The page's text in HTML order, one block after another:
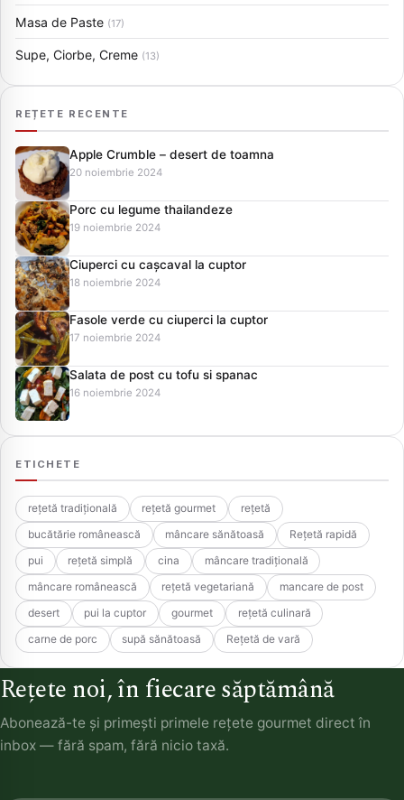
Masa de Paste (17)
Supe, Ciorbe, Creme (13)
REȚETE RECENTE
Apple Crumble – desert de toamna
20 noiembrie 2024
Porc cu legume thailandeze
19 noiembrie 2024
Ciuperci cu cașcaval la cuptor
18 noiembrie 2024
Fasole verde cu ciuperci la cuptor
17 noiembrie 2024
Salata de post cu tofu si spanac
16 noiembrie 2024
ETICHETE
rețetă tradițională rețetă gourmet
rețetă
bucătărie românească
mâncare sănătoasă
Rețetă rapidă
pui
rețetă simplă cina
mâncare tradițională
mâncare românească
rețetă vegetariană
mancare de post
desert
pui la cuptor gourmet
rețetă culinară
carne de porc
supă sănătoasă Rețetă de vară
Rețete noi, în fiecare săptămână
Abonează-te și primești primele rețete gourmet direct în
inbox — fără spam, fără nicio taxă.